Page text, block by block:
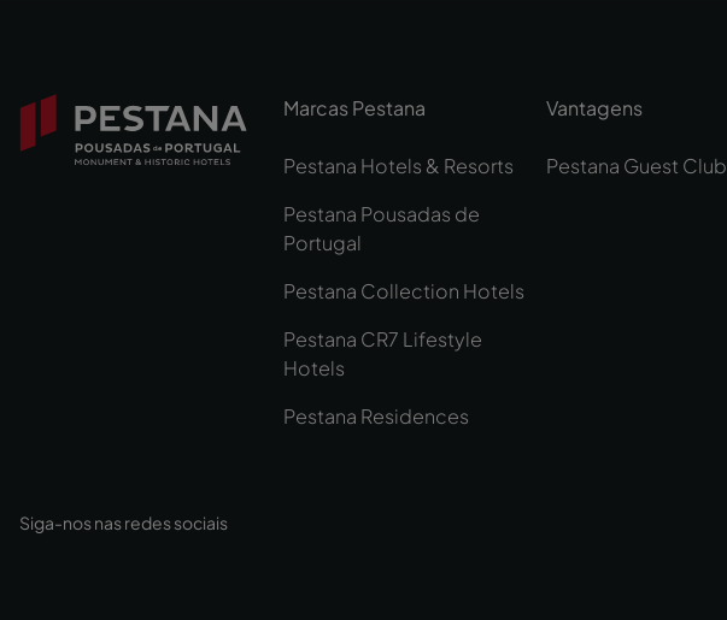
Siga-nos nas redes sociais
Marcas Pestana
Pestana Hotels & Resorts
Pestana Pousadas de
Portugal
Pestana Collection Hotels
Pestana CR7 Lifestyle
Hotels
Pestana Residences
Vantagens
Pestana Guest Club